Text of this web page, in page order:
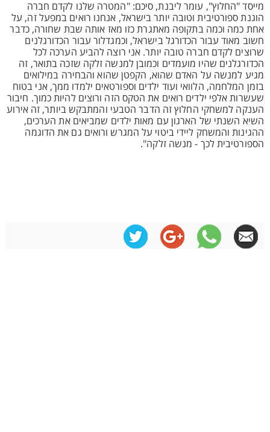
מייסד "החלוץ", עומר ליבנת, סיכם: "המטרה שלנו לקדם חברה
הוגנת ספורטיבית וטובה יותר בישראל, אנחנו רואים במפעל זה, על
אחת כמה וכמה בתקופה מאתגרת כזו מאז אותה שבת שחורה, כדבר
חשוב מאוד עבור הכדורגל בישראל, וכמגדלור עבור הכדורגלנים
שרוצים לקדם חברה טובה יותר. אני רוצה להביע הערכה לכל
הכדורגלנים שהיו מועמדים וכמובן למנשה זלקה שזכה בתואר, זה
מגיע למנשה על האדם שהוא, הקפטן שהוא והבחירה במילואים
בזמן המלחמה, הלוואי ועוד ילדים וספורטאים ילמדו ממך, אני בטוח
שעשרות אלפי ילדים רואים את הטקס הזה ורוצים להיות כמוך. חיבור
הענקה למשחקי החלוץ זה הדבר הטבעי והמתבקש ביותר, זה אירוע
השיא השנתי של הארגון עם מאות ילדים שמביאים את הערכים,
ההגינות והמשחק ליידי ביטוי על המגרש ורואים גם את הדוגמה
הספורטיבית לכך - מנשה זלקה".